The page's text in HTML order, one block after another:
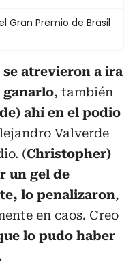
Gran Premio de Brasil
se atrevieron a ira
ganarlo, también
ahí en el podio
Valverde
(Christopher)
un gel de
lo penalizaron,
en caos. Creo
lo pudo haber